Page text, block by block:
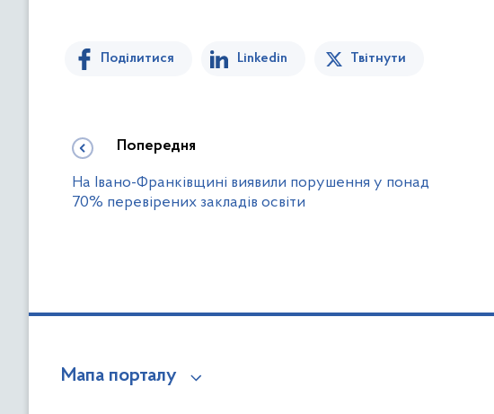
Поділитися Linkedin Твітнути
Попередня
На Івано-Франківщині виявили порушення у понад
70% перевірених закладів освіти
Мапа порталу